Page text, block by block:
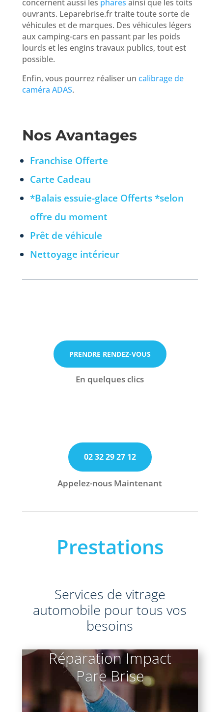
concernent aussi les phares ainsi que les toits
ouvrants. Leparebrise.fr traite toute sorte de
véhicules et de marques. Des véhicules légers
aux camping-cars en passant par les poids
lourds et les engins travaux publics, tout est
possible.
Enfin, vous pourrez réaliser un calibrage de
caméra ADAS.
Nos Avantages
Franchise Offerte
Carte Cadeau
*Balais essuie-glace Offerts *selon
offre du moment
Prêt de véhicule
Nettoyage intérieur
Rendez-vous par téléphone
PRENDRE RENDEZ-VOUS
En quelques clics
Rendez-vous par téléphone
Appelez-nous maintenant
02 32 29 27 12
Appelez-nous Maintenant
Prestations
Services de vitrage
automobile pour tous vos
besoins
Réparation Impact
Pare Brise